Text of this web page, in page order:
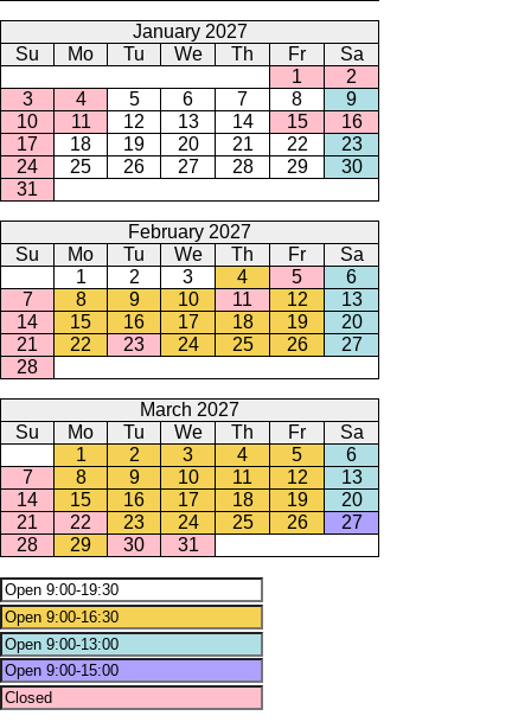
January 2027
Su
Mo Tu We Th Fr
Sa
1
2
3
4 5 6 7 8
9
10
11 12 13 14 15
16
17
18 19 20 21 22
23
24
25 26 27 28 29
30
31
February 2027
Su
Mo Tu We Th Fr
Sa
1
2 3 4 5
6
7
8 9 10 11 12
13
14
15 16 17 18 19
20
21
22 23 24 25 26
27
28
March 2027
Su
Mo Tu We Th Fr
Sa
1
2 3 4 5
6
7
8 9 10 11 12
13
14
15 16 17 18 19
20
21
22 23 24 25 26
27
28
29 30 31